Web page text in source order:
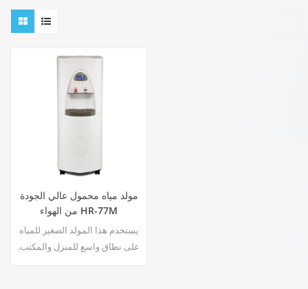
مولد مياه محمول عالي الجودة
من الهواء HR-77M
يستخدم هذا المولد الصغير للمياه
على نطاق واسع للمنزل والمكتب.